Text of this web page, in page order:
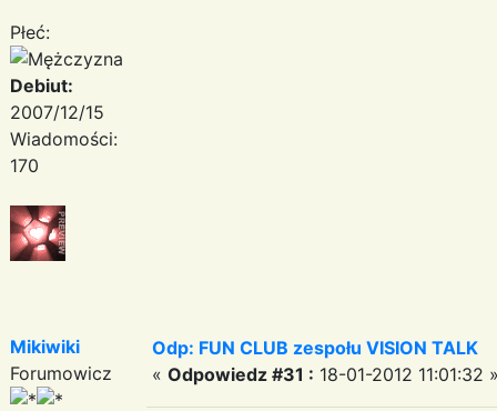
Płeć:
Debiut:
2007/12/15
Wiadomości:
170
Mikiwiki
Forumowicz
Odp: FUN CLUB zespołu VISION TALK
« Odpowiedz #31 : 18-01-2012 11:01:32